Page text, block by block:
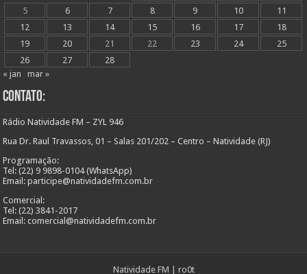
5
6 7 8 9 10
11
12
13 14 15 16 17
18
19
20 21 22 23 24
25
26
27
28
« jan
mar »
Contato:
Rádio Natividade FM – ZYL 946
Rua Dr. Raul Travassos, 01 – Salas 201/202 – Centro – Natividade (RJ)
Programação:
Tel: (22) 9 9898-0104 (WhatsApp)
Email: participe@natividadefm.com.br
Comercial:
Tel: (22) 3841-2017
Email: comercial@natividadefm.com.br
Natividade FM ro0t